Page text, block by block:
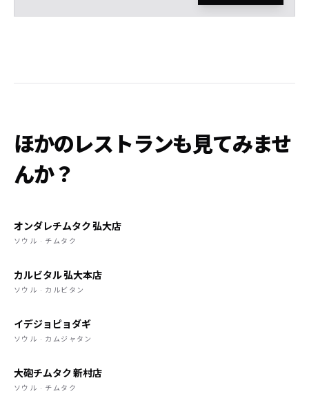
ほかのレストランも見てみませ
んか？
オンダレチムタク 弘大店
ソウル · チムタク
カルビタル 弘大本店
ソウル · カルビタン
イデジョピョダギ
ソウル · カムジャタン
大砲チムタク 新村店
ソウル · チムタク